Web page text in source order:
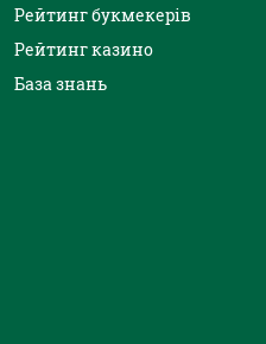
Рейтинг букмекерів
Рейтинг казино
База знань